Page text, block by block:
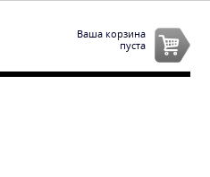
Ваша корзина
пуста